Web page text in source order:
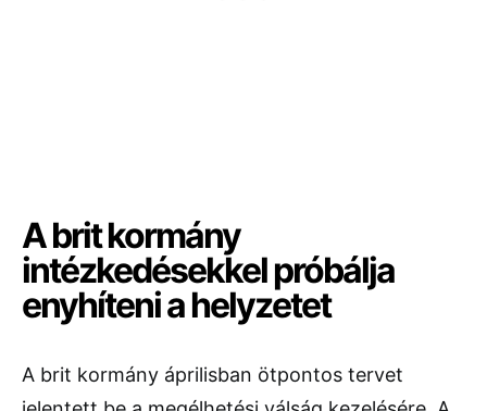
A brit kormány
intézkedésekkel próbálja
enyhíteni a helyzetet
A brit kormány áprilisban ötpontos tervet